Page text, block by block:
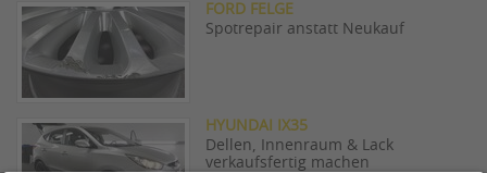
FORD FELGE
Spotrepair anstatt Neukauf
HYUNDAI IX35
Dellen, Innenraum & Lack
verkaufsfertig machen